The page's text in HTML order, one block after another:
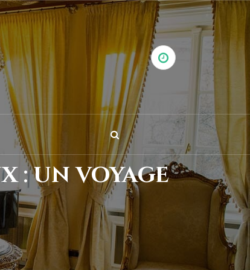
: un voyage